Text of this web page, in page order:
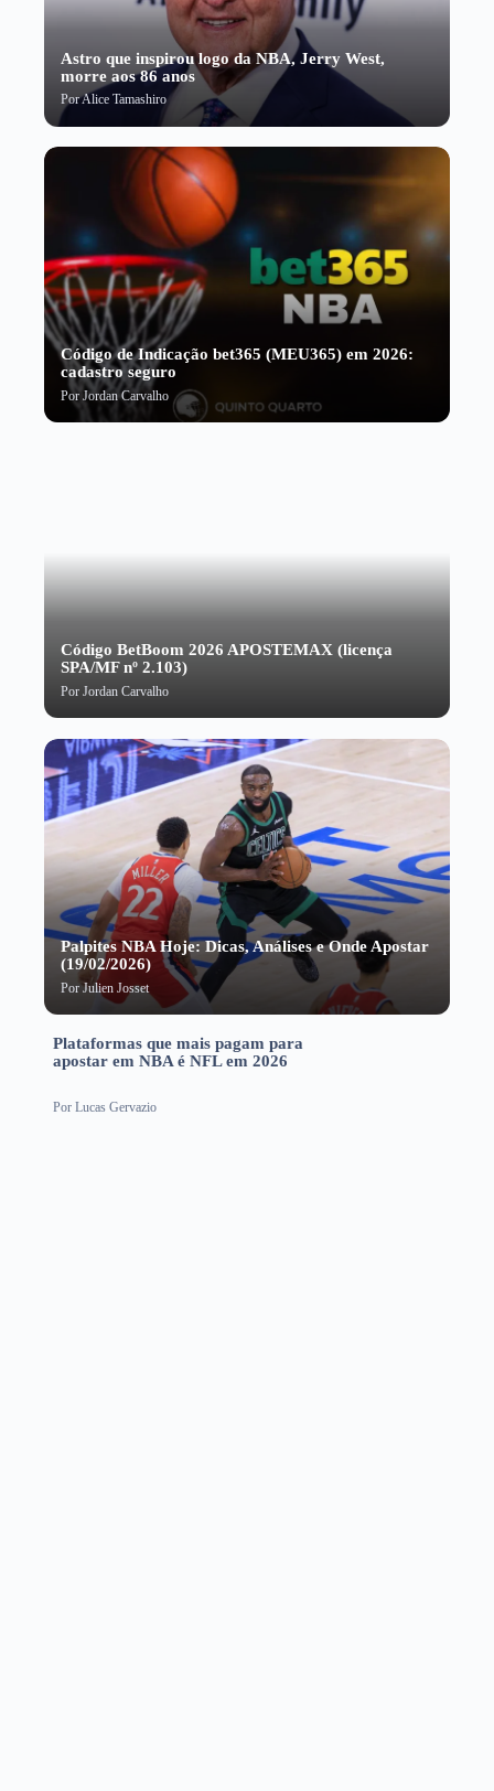
Astro que inspirou logo da NBA, Jerry West,
morre aos 86 anos
PorAlice Tamashiro
Código de Indicação bet365 (MEU365) em 2026:
cadastro seguro
PorJordan Carvalho
Código BetBoom 2026 APOSTEMAX (licença
SPA/MF nº 2.103)
Por Jordan Carvalho
Palpites NBA Hoje: Dicas, Análises e Onde Apostar
(19/02/2026)
PorJulien Josset
Plataformas que mais pagam para
apostar em NBA é NFL em 2026
Por Lucas Gervazio